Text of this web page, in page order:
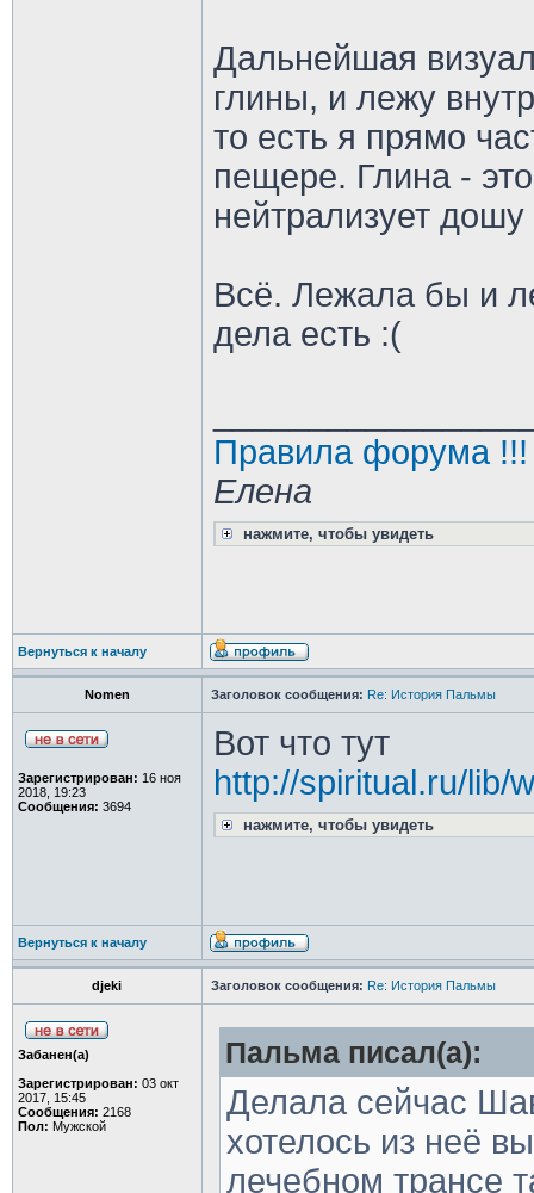
Дальнейшая
глины, и лежу
то есть я прямо
пещере. Глина -
нейтрализует
Всё. Лежала бы и
дела есть :(
Правила форума !!!
Елена
нажмите, чтобы увидеть
Вернуться к началу
Nomen Заголовок сообщения: Re: История Пальмы
Зарегистрирован: 16 ноя
2018, 19:23
Сообщения: 3694
Вот что тут
http://spiritual.ru/lib/
нажмите, чтобы увидеть
Вернуться к началу
djeki Заголовок сообщения: Re: История Пальмы
Забанен(а)
Зарегистрирован: 03 окт
2017, 15:45
Сообщения: 2168
Пол: Мужской
Пальма писал(а):
Делала сейчас
хотелось из неё
лечебном трансе